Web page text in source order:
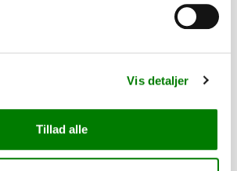
Vis detaljer
Tillad alle
mm
SKU: 60862
− +
22,00